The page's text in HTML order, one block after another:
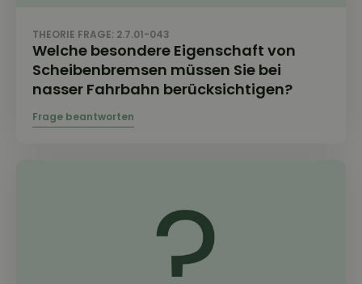
THEORIE FRAGE: 2.7.01-043
Welche besondere Eigenschaft von
Scheibenbremsen müssen Sie bei
nasser Fahrbahn berücksichtigen?